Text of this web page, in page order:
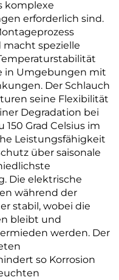
komplexe
erforderlich sind.
spezielle
in Umgebungen mit
Der Schlauch
seine Flexibilität
Degradation bei
Grad Celsius im
Leistungsfähigkeit
über saisonale
Die elektrische
während der
stabil, wobei die
bleibt und
werden. Der
so Korrosion